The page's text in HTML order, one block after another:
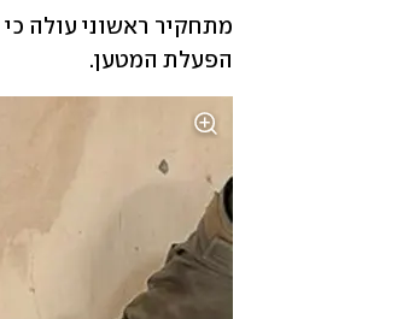
הפעלת המטען.